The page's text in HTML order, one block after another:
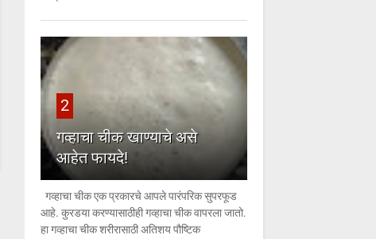
2
गव्हाचा चीक खाण्याचे असे
आहेत फायदे!
गव्हाचा चीक एक प्रकारचे आपले पारंपरिक सुपरफूड
आहे. कुरडया करण्यासाठीही गव्हाचा चीक वापरला जातो.
हा गव्हाचा चीक शरीरासाठी अतिशय पौष्टिक